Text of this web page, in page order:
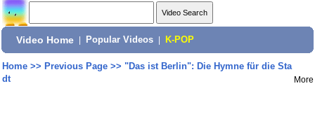
Video Home Popular Videos K-POP
Home>> Previous Page>> "Das ist Berlin": Die Hymne für die Sta
dt
More